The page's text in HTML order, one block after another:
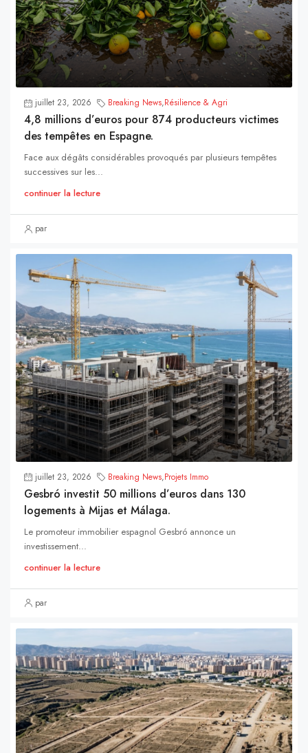
juillet 23, 2026 Breaking News,Résilience & Agri
4,8 millions d’euros pour 874 producteurs victimes
des tempêtes en Espagne.
Face aux dégâts considérables provoqués par plusieurs tempêtes
successives sur les...
continuer la lecture
par
juillet 23, 2026 Breaking News,Projets Immo
Gesbró investit 50 millions d’euros dans 130
logements à Mijas et Málaga.
Le promoteur immobilier espagnol Gesbró annonce un
investissement...
continuer la lecture
par